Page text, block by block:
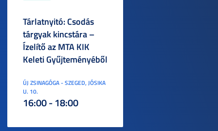
Tárlatnyitó: Csodás
tárgyak kincstára –
Ízelítő az MTA KIK
Keleti Gyűjteményéből
ÚJ ZSINAGÓGA - SZEGED, JÓSIKA
U. 10.
16:00 - 18:00